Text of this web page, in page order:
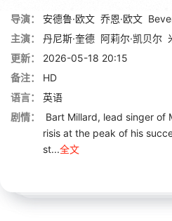
导演： 安德鲁·欧文 乔恩·欧文
主演：
丹尼斯·奎德 阿莉尔·凯贝尔
更新：
2026-05-18 20:15
备注：
HD
语言：
英语
剧情：
Bart Millard, lead singer of
risis at the peak of his
st...全文